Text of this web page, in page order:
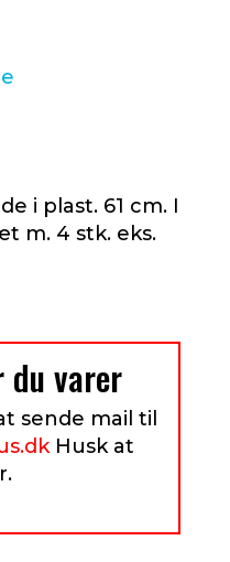
i plast. 61 cm. I
m. 4 stk. eks.
du varer
sende mail til
Husk at